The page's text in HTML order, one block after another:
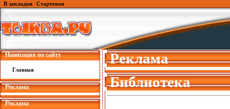
В закладки Стартовая
Навигация по сайту
Главная
Реклама
Реклама
Реклама
Библиотека